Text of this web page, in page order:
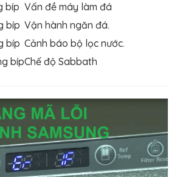
bíp Vấn đề máy làm đá
bíp Vận hành ngăn đá.
bíp Cảnh báo bộ lọc nước.
bípChế độ Sabbath